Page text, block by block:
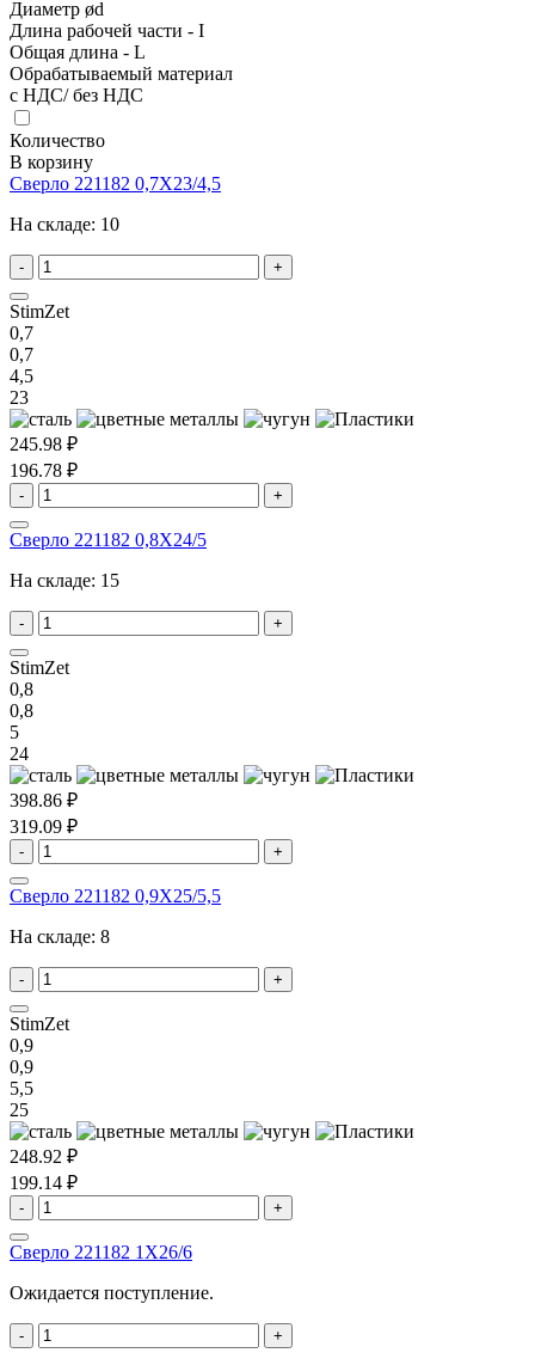
Диаметр ød
Длина рабочей части - I
Общая длина - L
Обрабатываемый материал
с НДС/ без НДС
Количество
В корзину
Сверло 221182 0,7X23/4,5
На складе: 10
- +
StimZet
0,7
0,7
4,5
23
245.98 ₽
196.78 ₽
- +
Сверло 221182 0,8X24/5
На складе: 15
- +
StimZet
0,8
0,8
5
24
398.86 ₽
319.09 ₽
- +
Сверло 221182 0,9X25/5,5
На складе: 8
- +
StimZet
0,9
0,9
5,5
25
248.92 ₽
199.14 ₽
- +
Сверло 221182 1X26/6
Ожидается поступление.
- +